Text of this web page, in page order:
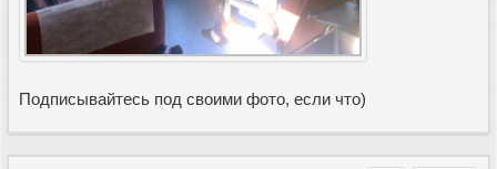
Подписывайтесь под своими фото, если что)